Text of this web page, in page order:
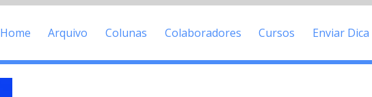
Home Arquivo Colunas Colaboradores Cursos Enviar Dica